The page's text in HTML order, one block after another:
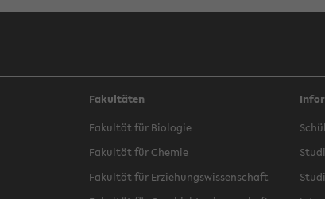
Fakultäten
Fakultät für Biologie
Fakultät für Chemie
Fakultät für Erziehungswissenschaft